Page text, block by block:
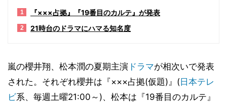
1 『×××占拠』『19番目のカルテ』が発表
2 21時台のドラマにハマる知名度
嵐の櫻井翔、松本潤の夏期主演 ドラマが相次いで発表
された。それぞれ櫻井は『×××占拠(仮題)』( 日本テレ
ビ系、毎週土曜21:00～)、松本は『19番目のカルテ』